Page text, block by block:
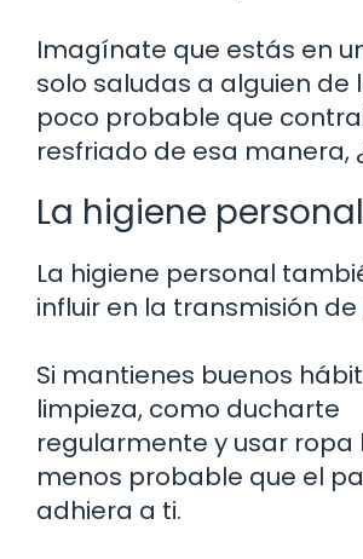
Imagínate que estás en
solo saludas a alguien de
poco probable que
resfriado de esa manera,
La higiene personal
La higiene personal
influir en la transmisión
Si mantienes buenos
limpieza, como ducharte
regularmente y usar ropa
menos probable que el
adhiera a ti.